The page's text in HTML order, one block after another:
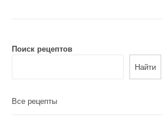
Поиск рецептов
Найти
Все рецепты